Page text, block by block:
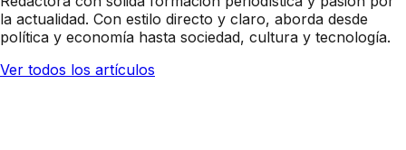
la actualidad. Con estilo directo y claro, aborda desde
política y economía hasta sociedad, cultura y tecnología.
Ver todos los artículos